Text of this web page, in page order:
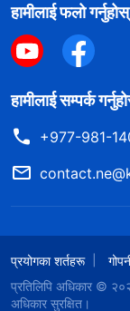
हामीलाई फलो गर्नुहोस्
हामीलाई सम्पर्क
+977-981-
प्रयोगका शर्तहरू
प्रतिलिपि अधिकार ©
अधिकार सुरक्षित।